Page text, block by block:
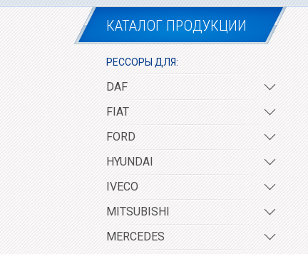
КАТАЛОГ ПРОДУКЦИИ
РЕССОРЫ ДЛЯ:
DAF
FIAT
FORD
HYUNDAI
IVECO
MITSUBISHI
MERCEDES